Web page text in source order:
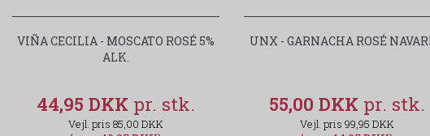
VIÑA CECILIA - MOSCATO ROSÉ 5%
ALK.
44,95 DKK
85,00 DKK
UNX - GARNACHA ROSÉ
55,00 DKK
99,95 DKK